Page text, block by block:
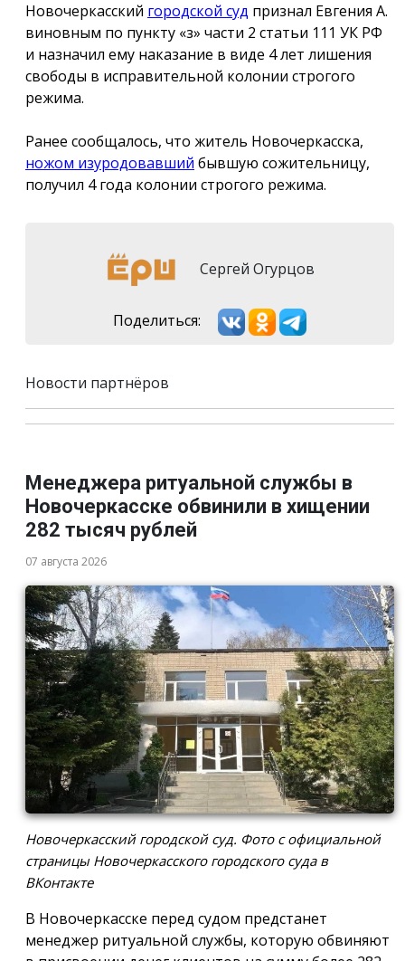
Новочеркасский городской суд признал Евгения А.
виновным по пункту «з» части 2 статьи 111 УК РФ
и назначил ему наказание в виде 4 лет лишения
свободы в исправительной колонии строгого
режима.
Ранее сообщалось, что житель Новочеркасска,
ножом изуродовавший бывшую сожительницу,
получил 4 года колонии строгого режима.
Сергей Огурцов
Поделиться:
Новости партнёров
Менеджера ритуальной службы в
Новочеркасске обвинили в хищении
282 тысяч рублей
07 августа 2026
Новочеркасский городской суд. Фото с официальной
страницы Новочеркасского городского суда в
ВКонтакте
В Новочеркасске перед судом предстанет
менеджер ритуальной службы, которую обвиняют